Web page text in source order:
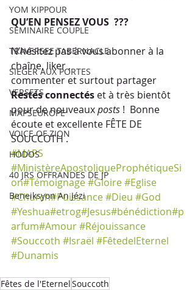
YOM KIPPOUR
SEMINAIRE COUPLE
TRAVERSEE TABERNACLE
SIEGER AUX PORTES
VERSETS
MAPSEUROPE
VOICE OF ZION
HODOS
40 JRS OFFRANDES DE JP
Beneiksyon An Jézi
QU’EN PENSEZ VOUS  ???
N’hésitez pas à vous abonner à la
chaîne, liker ,
commenter et surtout partager
Restés connectés et à très bientôt
pour de nouveaux posts !  Bonne
écoute et excellente FÊTE DE
SOUCCOTH .
#MAPS
#MinistèreApostoliqueProphétiqueSi
on#Témoignage#Gloire#Eglise
#Church#Puissance#Dieu #God
#Yeshua#etrog#Jesus#bénédiction#p
arfum#Amour#Réjouissance
#Souccoth #Israël #FêtedelEternel
#Dunamis
Fêtes de l'EternelSouccoth